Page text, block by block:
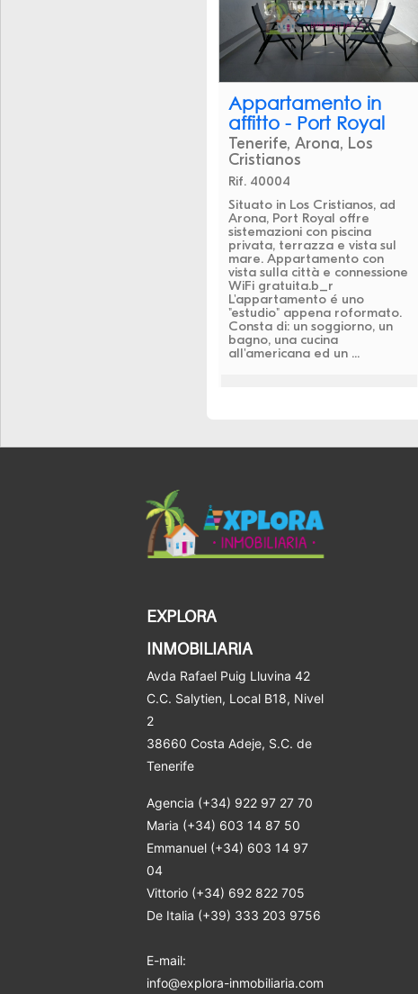
Appartamento in
affitto - Port Royal
Tenerife, Arona, Los
Cristianos
Rif. 40004
Situato in Los Cristianos, ad
Arona, Port Royal offre
sistemazioni con piscina
privata, terrazza e vista sul
mare. Appartamento con
vista sulla città e connessione
WiFi gratuita.b_r
L'appartamento é uno
"estudio" appena roformato.
Consta di: un soggiorno, un
bagno, una cucina
all'americana ed un ...
EXPLORA
INMOBILIARIA
Avda Rafael Puig Lluvina 42
C.C. Salytien, Local B18, Nivel
2
38660 Costa Adeje, S.C. de
Tenerife
Agencia (+34) 922 97 27 70
Maria (+34) 603 14 87 50
Emmanuel (+34) 603 14 97
04
Vittorio (+34) 692 822 705
De Italia (+39) 333 203 9756
E-mail:
info@explora-inmobiliaria.com